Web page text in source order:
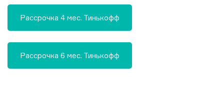
Рассрочка 4 мес. Тинькофф
Рассрочка 6 мес. Тинькофф